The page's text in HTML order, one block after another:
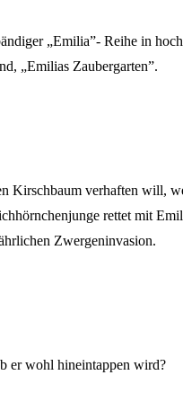
„Emilia”- Reihe in
„Emilias Zaubergarten”.
Kirschbaum verhaften will,
rettet mit
Zwergeninvasion.
er wohl hineintappen wird?